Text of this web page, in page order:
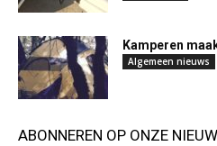
Kamperen
Algemeen nieuws
ABONNEREN OP ONZE